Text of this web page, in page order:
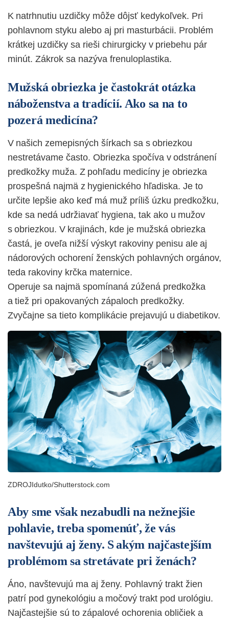
K natrhnutiu uzdičky môže dôjsť kedykoľvek. Pri
pohlavnom styku alebo aj pri masturbácii. Problém
krátkej uzdičky sa rieši chirurgicky v priebehu pár
minút. Zákrok sa nazýva frenuloplastika.
Mužská obriezka je častokrát otázka
náboženstva a tradícií. Ako sa na to
pozerá medicína?
V našich zemepisných šírkach sa s obriezkou
nestretávame často. Obriezka spočíva v odstránení
predkožky muža. Z pohľadu medicíny je obriezka
prospešná najmä z hygienického hľadiska. Je to
určite lepšie ako keď má muž príliš úzku predkožku,
kde sa nedá udržiavať hygiena, tak ako u mužov
s obriezkou. V krajinách, kde je mužská obriezka
častá, je oveľa nižší výskyt rakoviny penisu ale aj
nádorových ochorení ženských pohlavných orgánov,
teda rakoviny krčka maternice.
Operuje sa najmä spomínaná zúžená predkožka
a tiež pri opakovaných zápaloch predkožky.
Zvyčajne sa tieto komplikácie prejavujú u diabetikov.
ZDROJIdutko/Shutterstock.com
Aby sme však nezabudli na nežnejšie
pohlavie, treba spomenúť, že vás
navštevujú aj ženy. S akým najčastejším
problémom sa stretávate pri ženách?
Áno, navštevujú ma aj ženy. Pohlavný trakt žien
patrí pod gynekológiu a močový trakt pod urológiu.
Najčastejšie sú to zápalové ochorenia obličiek a